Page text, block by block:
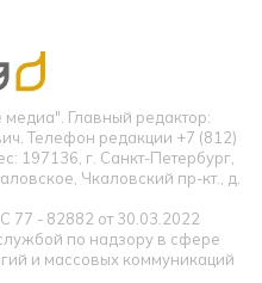
Главный редактор:
Телефон редакции +7 (812)
197136, г. Санкт-Петербург,
Чкаловский пр-кт., д.
- 82882 от 30.03.2022
по надзору в сфере
и массовых коммуникаций